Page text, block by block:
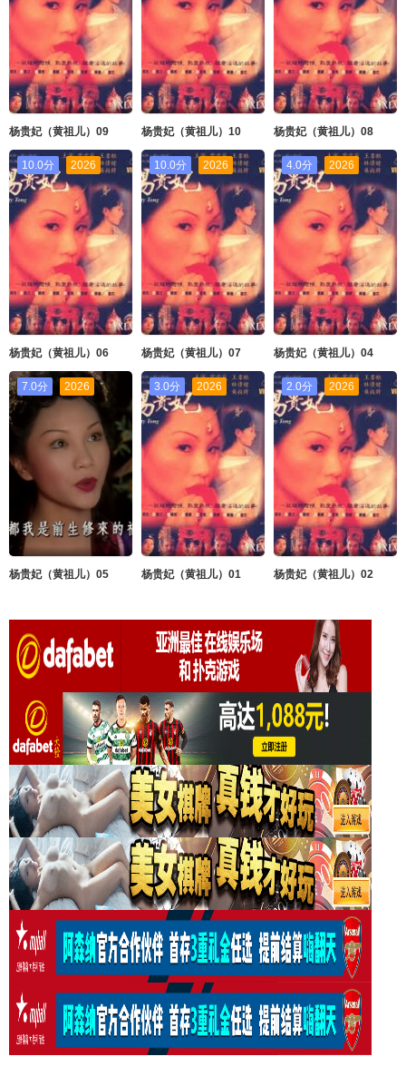
杨贵妃（黄祖儿）09 杨贵妃（黄祖儿）10 杨贵妃（黄祖儿）08
10.0分 2026
杨贵妃（黄祖儿）06
10.0分 2026
杨贵妃（黄祖儿）07
4.0分 2026
杨贵妃（黄祖儿）04
7.0分 2026
杨贵妃（黄祖儿）05
3.0分 2026
杨贵妃（黄祖儿）01
2.0分 2026
杨贵妃（黄祖儿）02